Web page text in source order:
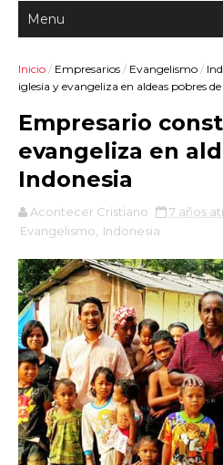
Inicio / Empresarios / Evangelismo /
iglesia y evangeliza en aldeas pobres
Empresario
evangeliza en
Indonesia
Acontecer Cristiano 7 años
Evangelismo
Indonesia